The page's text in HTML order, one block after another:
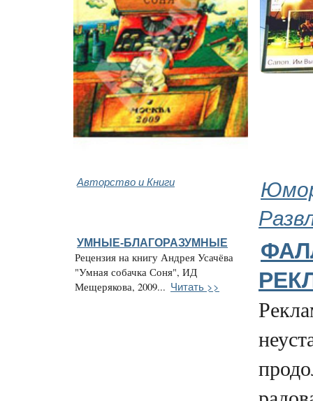
Авторство и Книги
УМНЫЕ-БЛАГОРАЗУМНЫЕ
Рецензия на книгу Андрея Усачёва
"Умная собачка Соня", ИД
Мещерякова, 2009... Читать >>